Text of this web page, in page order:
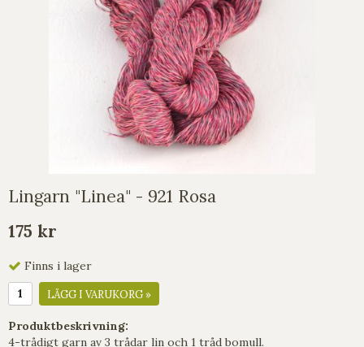
Lingarn "Linea" - 921 Rosa
175 kr
Finns i lager
LÄGG I VARUKORG »
Produktbeskrivning:
4-trådigt garn av 3 trådar lin och 1 tråd bomull.